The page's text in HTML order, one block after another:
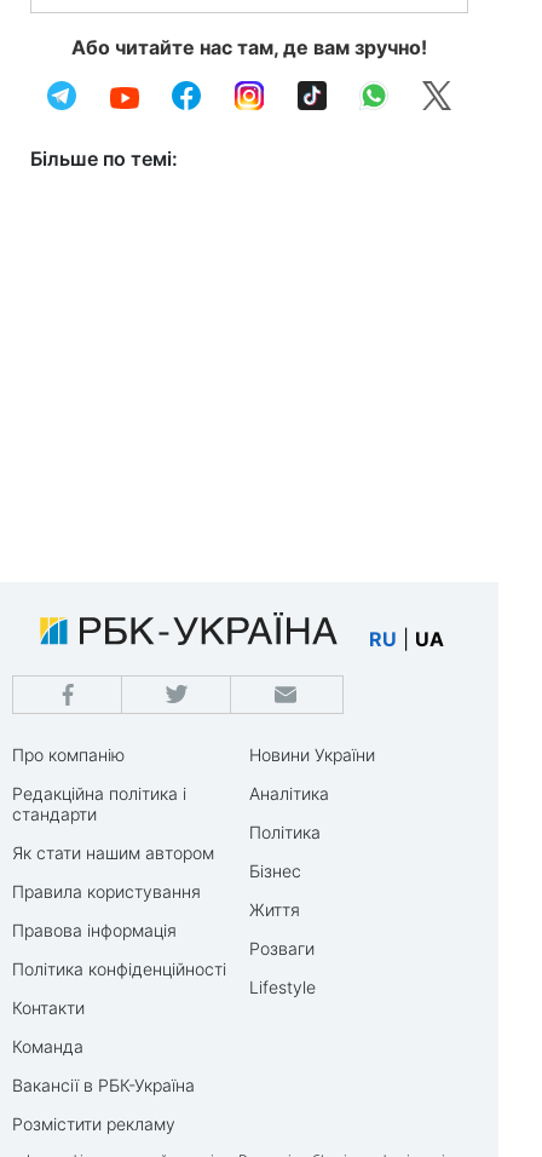
Або читайте нас там, де вам зручно!
Більше по темі:
RU UA
Про компанію
Редакційна політика і
стандарти
Як стати нашим автором
Правила користування
Правова інформація
Політика конфіденційності
Контакти
Команда
Вакансії в РБК-Україна
Розмістити рекламу
Новини України
Аналітика
Політика
Бізнес
Життя
Розваги
Lifestyle